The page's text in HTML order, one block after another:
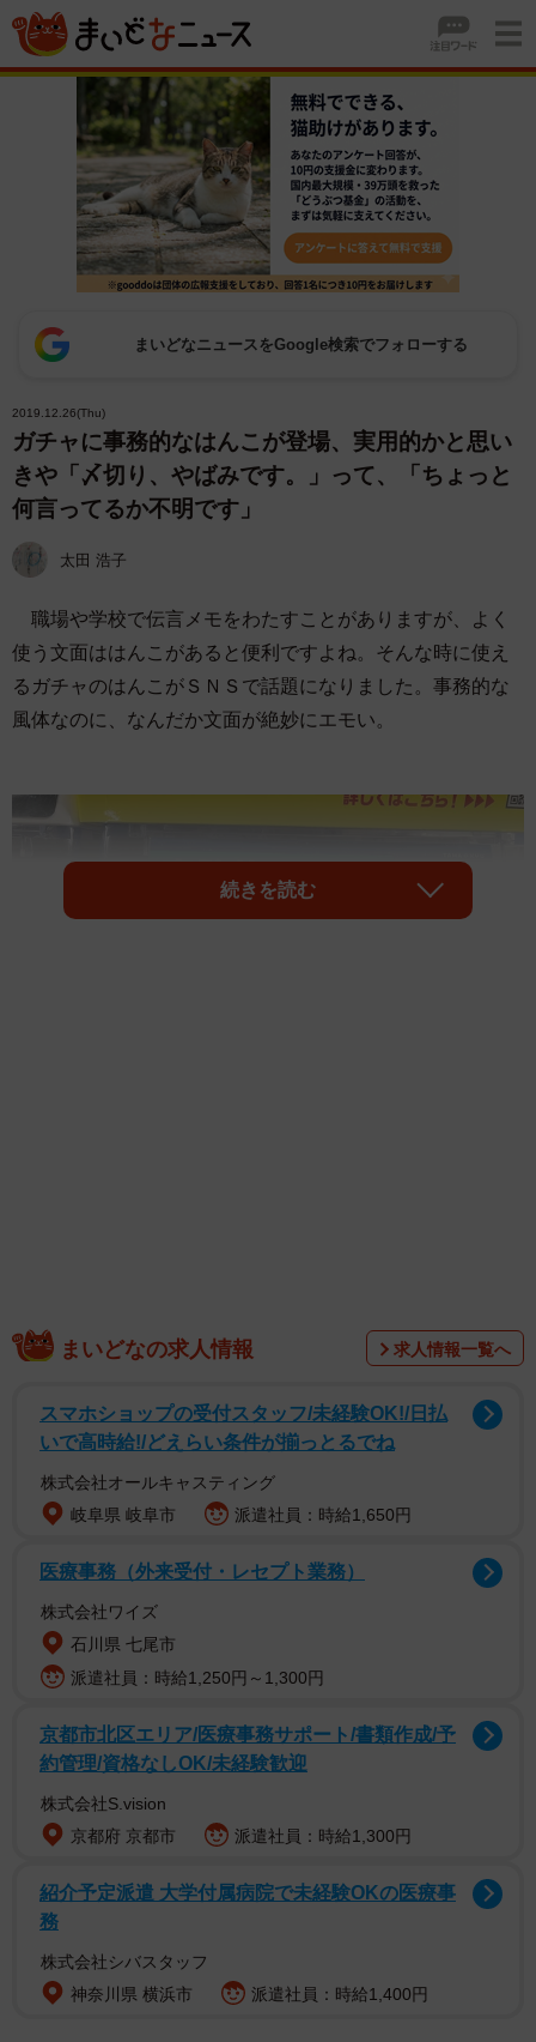
まいどなニュースをGoogle検索でフォローする
2019.12.26(Thu)
ガチャに事務的なはんこが登場、実用的かと思い
きや「〆切り、やばみです。」って、「ちょっと
何言ってるか不明です」
太田 浩子
職場や学校で伝言メモをわたすことがありますが、よく
使う文面ははんこがあると便利ですよね。そんな時に使え
るガチャのはんこがＳＮＳで話題になりました。事務的な
風体なのに、なんだか文面が絶妙にエモい。
た。リプ欄には「めっちゃほしいわ笑笑」や「これは良い
りそうですね」のほか、「先生、進捗どうですか？もあれ
ば良かったのですが。」や「ハンコに「セクハラです。訴
えても宜しいですか？」というものを作りましょう。」と
いう新しい文面提案も。ポニ萌えさんに聞きました。
──パッと見ても気がつきにくい、ある意味、地味なガチ
外回り中に見つけておもしろいものがあるな、冬コミ
続きを読む
まいどなの求人情報 求人情報一覧へ
スマホショップの受付スタッフ/未経験OK!/日払
いで高時給!/どえらい条件が揃っとるでね
株式会社オールキャスティング
岐阜県 岐阜市
派遣社員：時給1,650円
医療事務（外来受付・レセプト業務）
株式会社ワイズ
石川県 七尾市
派遣社員：時給1,250円～1,300円
京都市北区エリア/医療事務サポート/書類作成/予
約管理/資格なしOK/未経験歓迎
株式会社S.vision
京都府 京都市
派遣社員：時給1,300円
紹介予定派遣 大学付属病院で未経験OKの医療事
務
株式会社シバスタッフ
神奈川県 横浜市
派遣社員：時給1,400円